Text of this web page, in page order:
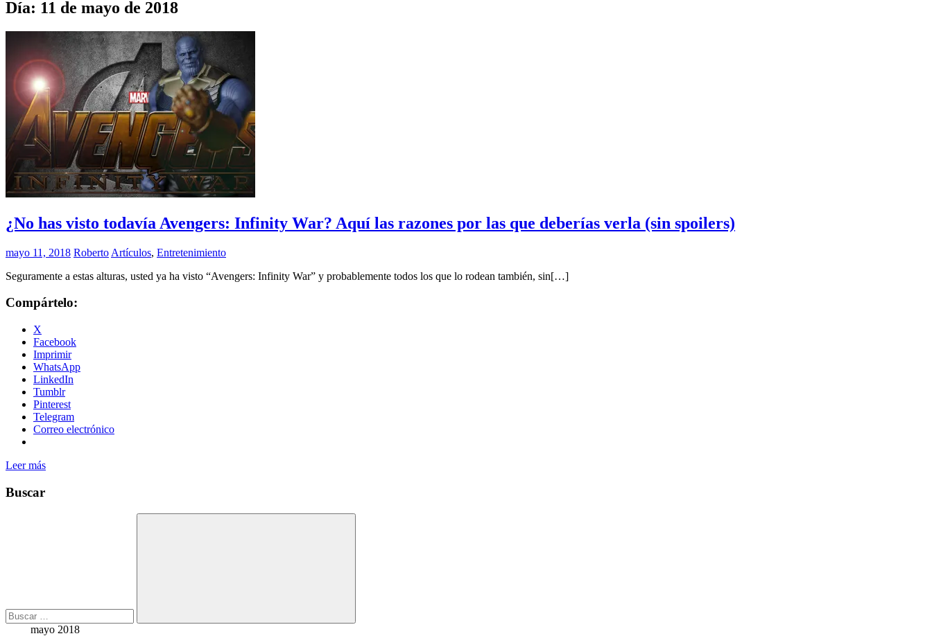
Día: 11 de mayo de 2018
¿No has visto todavía Avengers: Infinity War? Aquí las razones por las que deberías verla (sin spoilers)
mayo 11, 2018 Roberto Artículos, Entretenimiento
Seguramente a estas alturas, usted ya ha visto “Avengers: Infinity War” y probablemente todos los que lo rodean también, sin[…]
Compártelo:
X
Facebook
Imprimir
WhatsApp
LinkedIn
Tumblr
Pinterest
Telegram
Correo electrónico
Leer más
Buscar
Buscar
mayo 2018